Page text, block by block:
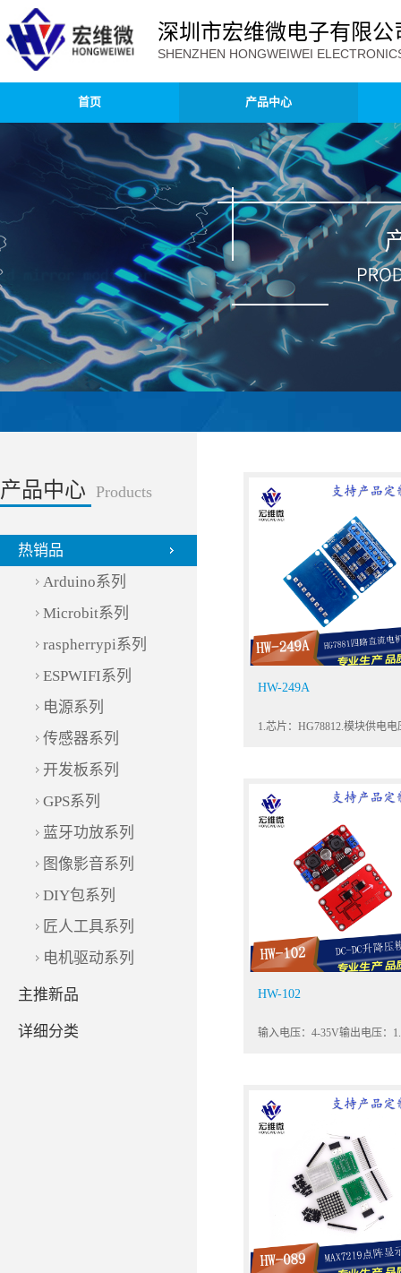
深圳市宏维微电子有限公
SHENZHEN HONGWEIWEI
首页 产品中心
产品中心 Products
热销品
Arduino系列
Microbit系列
raspherrypi系列
ESPWIFI系列
电源系列
传感器系列
开发板系列
GPS系列
蓝牙功放系列
图像影音系列
DIY包系列
匠人工具系列
电机驱动系列
主推新品
详细分类
HW-249A
1.芯片：HG78812.模块供电电
可以同时驱动4路电机
HW-102
输入电压：4-35V输出电压：
灯红色，充电完毕指灯蓝色输
路保护：有